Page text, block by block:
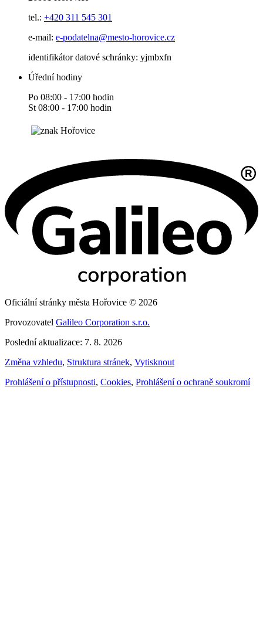
tel.: +420 311 545 301
e-mail: e-podatelna@mesto-horovice.cz
identifikátor datové schránky: yjmbxfn
Úřední hodiny
Po 08:00 - 17:00 hodin
St 08:00 - 17:00 hodin
Oficiální stránky města Hořovice © 2026
Provozovatel Galileo Corporation s.r.o.
Poslední aktualizace: 7. 8. 2026
Změna vzhledu, Struktura stránek, Vytisknout
Prohlášení o přístupnosti, Cookies, Prohlášení o ochraně soukromí